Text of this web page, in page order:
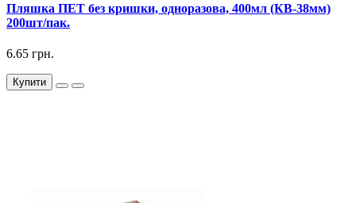
Пляшка ПЕТ без кришки, одноразова, 400мл (КВ-38мм)
200шт/пак.
6.65 грн.
Купити